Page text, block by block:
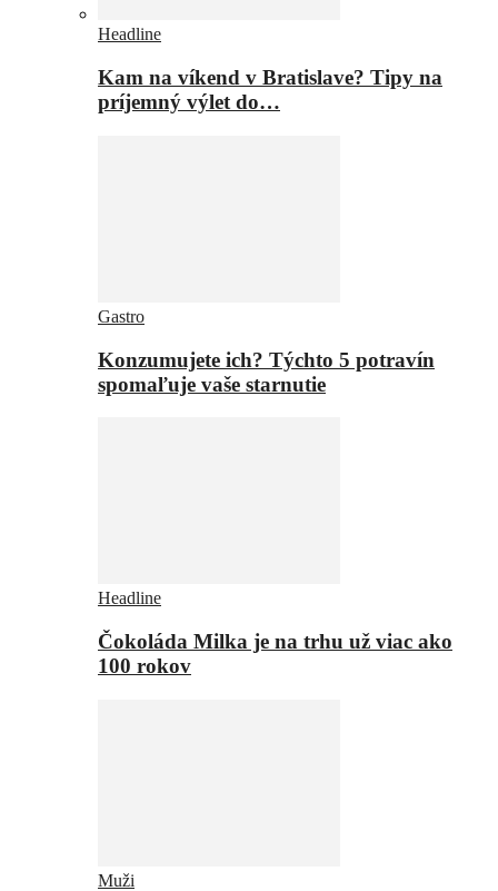
Headline
Kam na víkend v Bratislave? Tipy na
príjemný výlet do…
Gastro
Konzumujete ich? Týchto 5 potravín
spomaľuje vaše starnutie
Headline
Čokoláda Milka je na trhu už viac ako
100 rokov
Muži